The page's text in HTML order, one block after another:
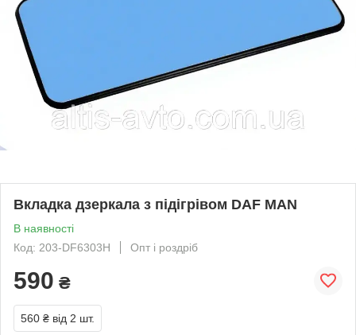
Вкладка дзеркала з підігрівом DAF MAN
В наявності
Код: 203-DF6303H
Опт і роздріб
590 ₴
560 ₴ від 2 шт.